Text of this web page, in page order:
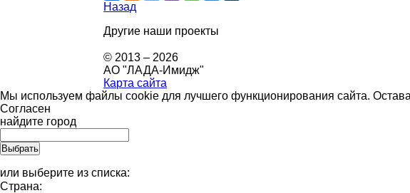
Назад
Другие наши проекты
© 2013 – 2026
АО "ЛАДА-Имидж"
Карта сайта
Мы используем файлы cookie для лучшего функционирования сайта.
Согласен
найдите город
или выберите из списка:
Страна: